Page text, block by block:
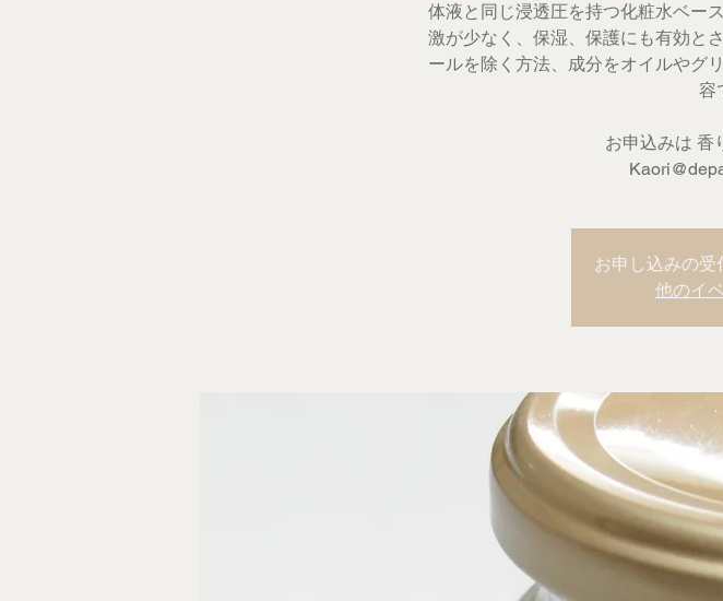
体液と同じ浸透圧を持つ化粧水ベー
激が少なく、保湿、保護にも有効と
ールを除く方法、成分をオイルやグ
容
お申込みは 香
お申し込みの受
他のイ